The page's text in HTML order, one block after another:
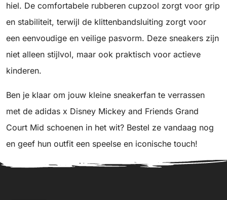
hiel. De comfortabele rubberen cupzool zorgt voor grip
en stabiliteit, terwijl de klittenbandsluiting zorgt voor
een eenvoudige en veilige pasvorm. Deze sneakers zijn
niet alleen stijlvol, maar ook praktisch voor actieve
kinderen.
Ben je klaar om jouw kleine sneakerfan te verrassen
met de adidas x Disney Mickey and Friends Grand
Court Mid schoenen in het wit? Bestel ze vandaag nog
en geef hun outfit een speelse en iconische touch!